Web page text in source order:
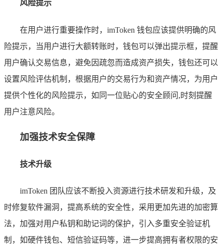
风险提示
在用户进行重要操作时，imToken 钱包应该提供明确的风
险提示，当用户进行大额转账时，钱包可以弹出提示框，提醒
用户确认交易信息，避免因疏忽而造成资产损失，钱包还可以
设置风险评估机制，根据用户的交易行为和资产情况，为用户
提供个性化的风险提示，如同一位贴心的安全顾问,时刻提醒
用户注意风险。
加强技术安全保障
技术升级
imToken 团队应该不断投入资源进行技术研发和升级，及
时修复软件漏洞，提高系统的安全性，采用更加先进的加密算
法，加强对用户私钥和助记词的保护，引入多重安全验证机
制，如硬件钱包、短信验证码等，进一步提高拥有者权限的安